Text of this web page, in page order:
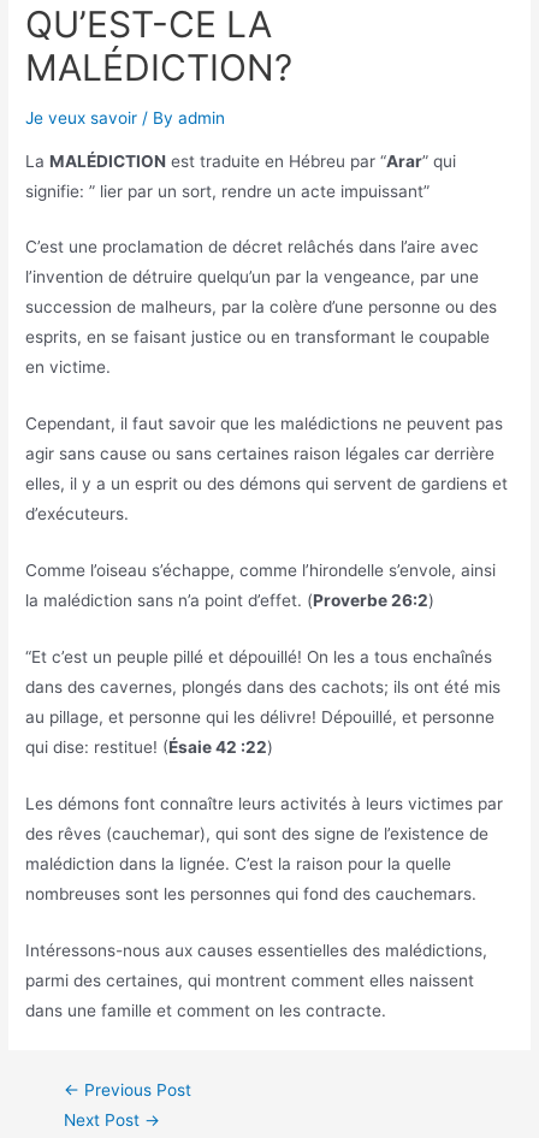
QU’EST-CE LA
MALÉDICTION?
Je veux savoir / Byadmin
LaMALÉDICTION est traduite en Hébreu par “Arar” qui
signifie: ” lier par un sort, rendre un acte impuissant”
C’est une proclamation de décret relâchés dans l’aire avec
l’invention de détruire quelqu’un par la vengeance, par une
succession de malheurs, par la colère d’une personne ou des
esprits, en se faisant justice ou en transformant le coupable
en victime.
Cependant, il faut savoir que les malédictions ne peuvent pas
agir sans cause ou sans certaines raison légales car derrière
elles, il y a un esprit ou des démons qui servent de gardiens et
d’exécuteurs.
Comme l’oiseau s’échappe, comme l’hirondelle s’envole, ainsi
la malédiction sans n’a point d’effet. (Proverbe 26:2)
“Et c’est un peuple pillé et dépouillé! On les a tous enchaînés
dans des cavernes, plongés dans des cachots; ils ont été mis
au pillage, et personne qui les délivre! Dépouillé, et personne
qui dise: restitue! (Ésaie 42 :22)
Les démons font connaître leurs activités à leurs victimes par
des rêves (cauchemar), qui sont des signe de l’existence de
malédiction dans la lignée. C’est la raison pour la quelle
nombreuses sont les personnes qui fond des cauchemars.
Intéressons-nous aux causes essentielles des malédictions,
parmi des certaines, qui montrent comment elles naissent
dans une famille et comment on les contracte.
← Previous Post
Next Post →